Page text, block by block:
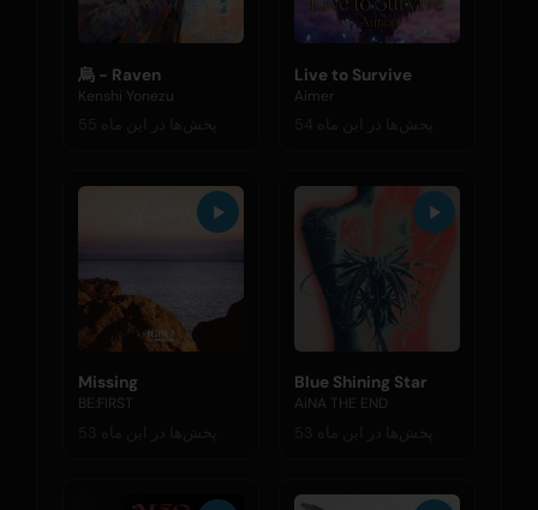
烏 - Raven
Kenshi Yonezu
55 پخش‌ها در این ماه
Live to Survive
Aimer
54 پخش‌ها در این ماه
Missing
BE:FIRST
53 پخش‌ها در این ماه
Blue Shining Star
AiNA THE END
53 پخش‌ها در این ماه